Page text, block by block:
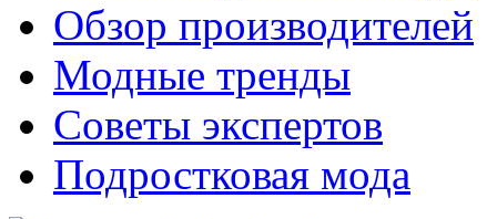
Обзор производителей
Модные тренды
Советы экспертов
Подростковая мода